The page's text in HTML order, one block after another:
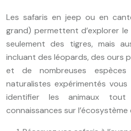
Les safaris en jeep ou en
grand) permettent d’explorer
seulement des tigres, mais
incluant des léopards, des ours
et de nombreuses espèces
naturalistes expérimentés
identifier les animaux
connaissances sur l’écosystème